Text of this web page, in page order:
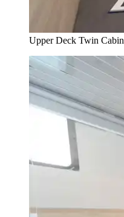
Upper Deck Twin Cabin